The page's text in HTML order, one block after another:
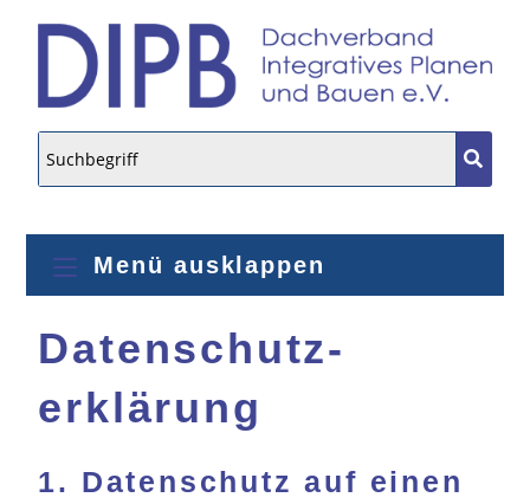
Menü ausklappen
Datenschutz­
erklärung
1. Datenschutz auf einen